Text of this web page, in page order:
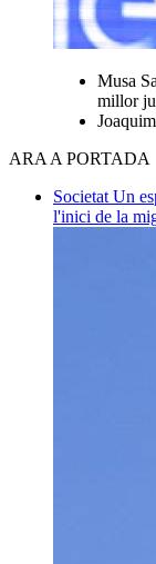
Musa
millor
ARA A PORTADA
Societat Un
l'inici de la